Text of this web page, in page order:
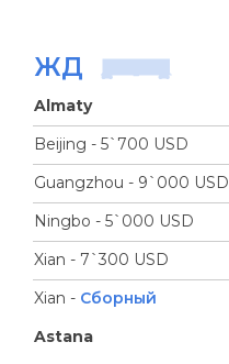
ЖД
Almaty
Beijing - 5`700 USD
Guangzhou - 9`000 USD
Ningbo - 5`000 USD
Xian - 7`300 USD
Xian - Сборный
Astana